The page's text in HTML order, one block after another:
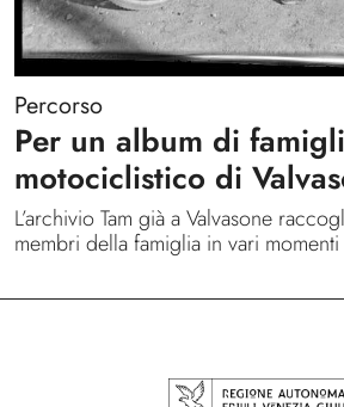
Percorso
Per un album di
motociclistico di
L’archivio Tam già a Valvasone
membri della famiglia in vari